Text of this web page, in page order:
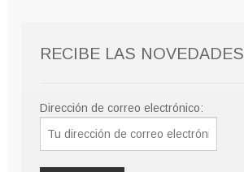
RECIBE LAS NOVEDADES
Dirección de correo electrónico: